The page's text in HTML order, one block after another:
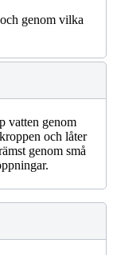
genom vilka
vatten genom
och låter
genom små